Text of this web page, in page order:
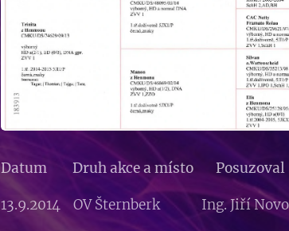
Datum Druh akce a místo
13.9.2014 OV Šternberk Ing. Jiří